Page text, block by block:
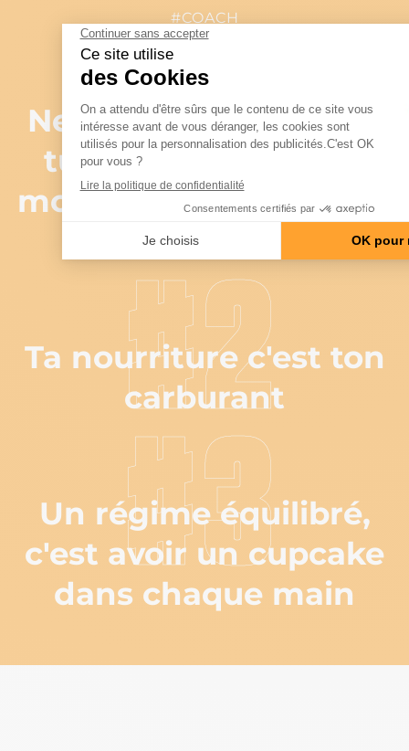
#COACH
#1
Ne leur dis pas ce que
tu as prévu de faire,
montre leur seulement
les résultats
#2
Ta nourriture c'est ton
carburant
#3
Un régime équilibré,
c'est avoir un cupcake
dans chaque main